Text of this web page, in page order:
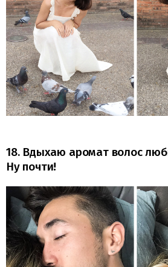
18. Вдыхаю аромат волос
Ну почти!